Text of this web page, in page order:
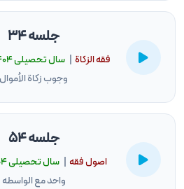
جلسه 34
فقه الزكاة سال تحصيلى ۱۴۰۴
وجوب زکاة الأموال
جلسه 54
اصول فقه |سال تحصيلى ۱۴۰۴
واحد مع الواسطه